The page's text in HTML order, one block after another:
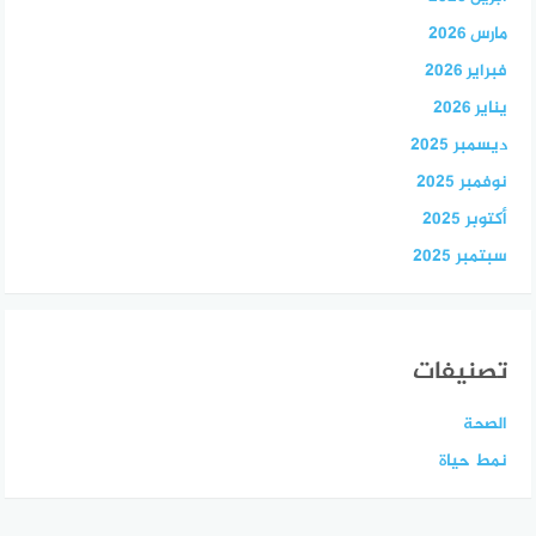
مارس 2026
فبراير 2026
يناير 2026
ديسمبر 2025
نوفمبر 2025
أكتوبر 2025
سبتمبر 2025
تصنيفات
الصحة
نمط حياة